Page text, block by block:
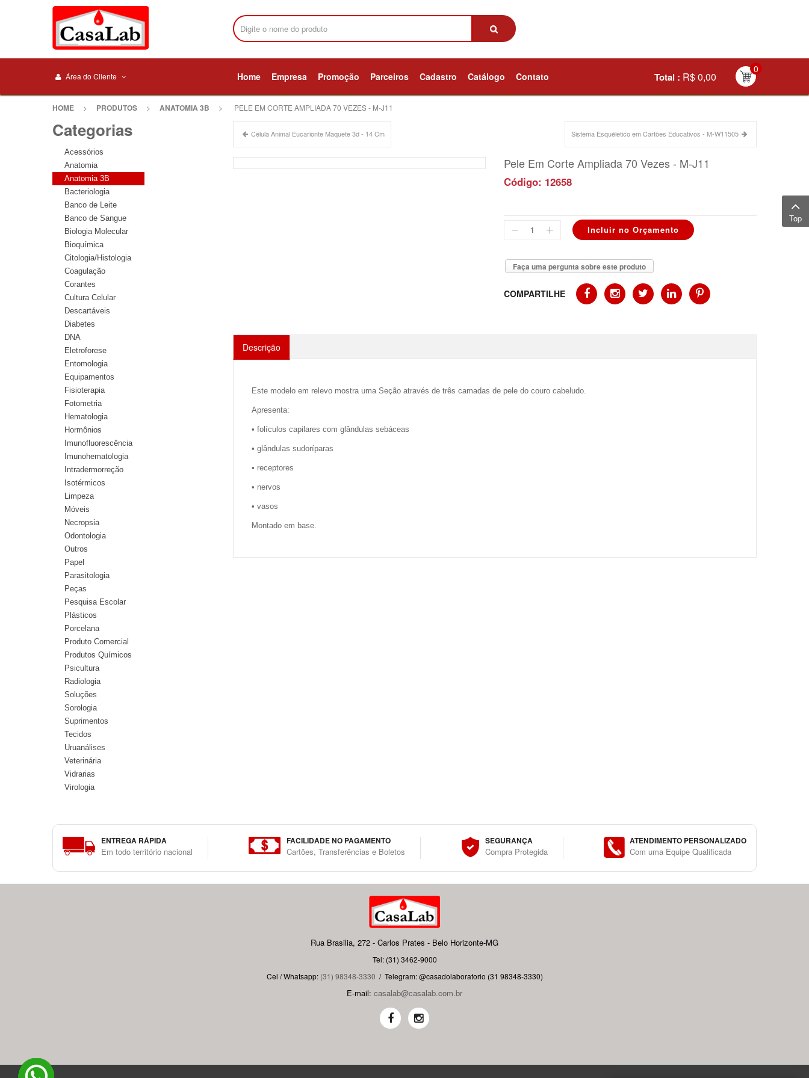
Área do Cliente Home Empresa Promoção Parceiros Cadastro Catálogo Contato
0
Total : R$ 0,00
HOME > PRODUTOS > ANATOMIA 3B > PELE EM CORTE AMPLIADA 70 VEZES - M-J11
Célula Animal Eucarionte Maquete 3d - 14 Cm Sistema Esquéletico em Cartões Educativos - M-W11505
Pele Em Corte Ampliada 70 Vezes - M-J11
Código: 12658
Faça uma pergunta sobre este produto
COMPARTILHE
Descrição
Este modelo em relevo mostra uma Seção através de três camadas de pele do couro cabeludo.
Apresenta:
• folículos capilares com glândulas sebáceas
• glândulas sudoríparas
• receptores
• nervos
• vasos
Montado em base.
Categorias
Acessórios
Anatomia
Anatomia 3B
Bacteriologia
Banco de Leite
Banco de Sangue
Biologia Molecular
Bioquímica
Citologia/Histologia
Coagulação
Corantes
Cultura Celular
Descartáveis
Diabetes
DNA
Eletroforese
Entomologia
Equipamentos
Fisioterapia
Fotometria
Hematologia
Hormônios
Imunofluorescência
Imunohematologia
Intradermorreção
Isotérmicos
Limpeza
Móveis
Necropsia
Odontologia
Outros
Papel
Parasitologia
Peças
Pesquisa Escolar
Plásticos
Porcelana
Produto Comercial
Produtos Químicos
Psicultura
Radiologia
Soluções
Sorologia
Suprimentos
Tecidos
Uruanálises
Veterinária
Vidrarias
Virologia
ENTREGA RÁPIDA
Em todo território nacional
FACILIDADE NO PAGAMENTO
Cartões, Transferências e Boletos
SEGURANÇA
Compra Protegida
ATENDIMENTO PERSONALIZADO
Com uma Equipe Qualificada
Rua Brasilia, 272 - Carlos Prates - Belo Horizonte-MG
Tel: (31) 3462-9000
Cel / Whatsapp: (31) 98348-3330 / Telegram: @casadolaboratorio (31 98348-3330)
E-mail: casalab@casalab.com.br
Top